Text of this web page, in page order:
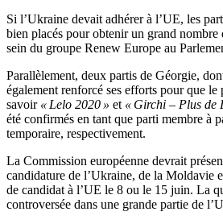
Si l’Ukraine devait adhérer à l’UE, les
bien placés pour obtenir un grand nombre
sein du groupe Renew Europe au
Parallèlement, deux partis de Géorgie,
également renforcé ses efforts pour que le
savoir « Lelo 2020 » et « Girchi – Plus de
été confirmés en tant que parti membre à
temporaire, respectivement.
La Commission européenne devrait
candidature de l’Ukraine, de la Moldavie
de candidat à l’UE le 8 ou le 15 juin. La
controversée dans une grande partie de